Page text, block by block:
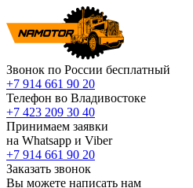
Звонок по России бесплатный
+7 914 661 90 20
Телефон во Владивостоке
+7 423 209 30 40
Принимаем заявки
на Whatsapp и Viber
+7 914 661 90 20
Заказать звонок
Вы можете написать нам